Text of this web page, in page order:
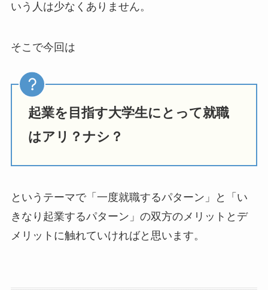
いう人は少なくありません。
そこで今回は
起業を目指す大学生にとって就職
はアリ？ナシ？
というテーマで「一度就職するパターン」と「い
きなり起業するパターン」の双方のメリットとデ
メリットに触れていければと思います。